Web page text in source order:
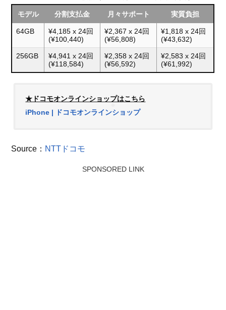
モデル 分割支払金 月々サポート 実質負担
64GB
¥4,185 x 24回
(¥100,440)
¥2,367 x 24回
(¥56,808)
¥1,818 x 24回
(¥43,632)
256GB
¥4,941 x 24回
(¥118,584)
¥2,358 x 24回
(¥56,592)
¥2,583 x 24回
(¥61,992)
★ドコモオンラインショップはこちら
iPhone | ドコモオンラインショップ
Source： NTTドコモ
SPONSORED LINK